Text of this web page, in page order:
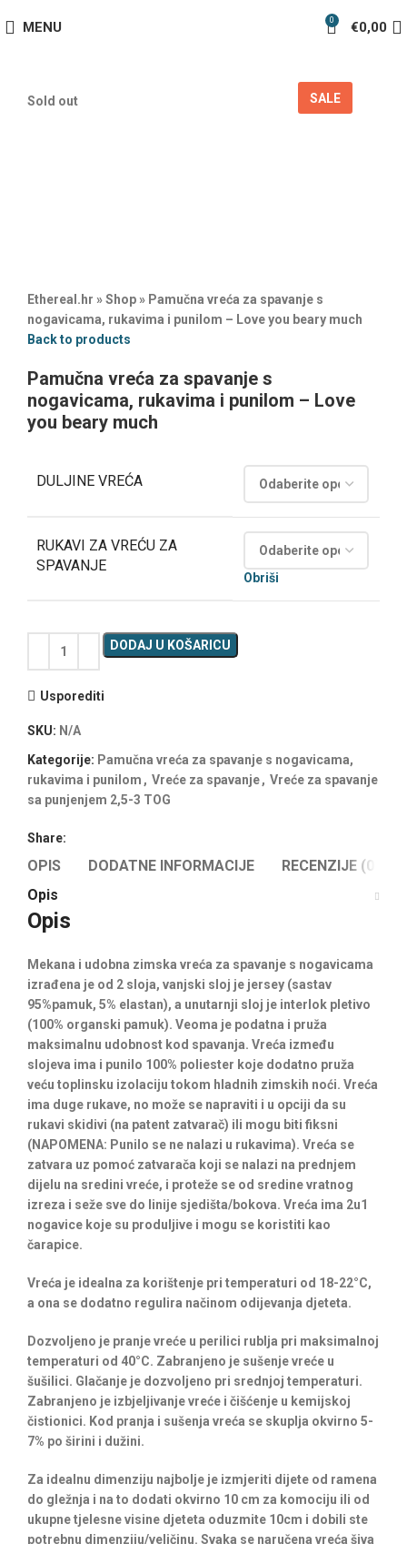
MENU 0 €0,00
Sold out SALE
Ethereal.hr »Shop» Pamučna vreća za spavanje s
nogavicama, rukavima i punilom – Love you beary much
Back to products
Pamučna vreća za spavanje s
nogavicama, rukavima i punilom – Love
you beary much
DULJINE VREĆA
RUKAVI ZA VREĆU ZA
SPAVANJE
Obriši
DODAJ U KOŠARICU
Usporediti
SKU: N/A
Kategorije: Pamučna vreća za spavanje s nogavicama,
rukavima i punilom , Vreće za spavanje, Vreće za spavanje
sa punjenjem 2,5-3 TOG
Share:
OPIS DODATNE INFORMACIJE
RECENZIJE (0)
Opis
Opis
Mekana i udobna zimska vreća za spavanje s nogavicama
izrađena je od 2 sloja, vanjski sloj je jersey (sastav
95%pamuk, 5% elastan), a unutarnji sloj je interlok pletivo
(100% organski pamuk). Veoma je podatna i pruža
maksimalnu udobnost kod spavanja. Vreća između
slojeva ima i punilo 100% poliester koje dodatno pruža
veću toplinsku izolaciju tokom hladnih zimskih noći. Vreća
ima duge rukave, no može se napraviti i u opciji da su
rukavi skidivi (na patent zatvarač) ili mogu biti fiksni
(NAPOMENA: Punilo se ne nalazi u rukavima). Vreća se
zatvara uz pomoć zatvarača koji se nalazi na prednjem
dijelu na sredini vreće, i proteže se od sredine vratnog
izreza i seže sve do linije sjedišta/bokova. Vreća ima 2u1
nogavice koje su produljive i mogu se koristiti kao
čarapice.
Vreća je idealna za korištenje pri temperaturi od 18-22°C,
a ona se dodatno regulira načinom odijevanja djeteta.
Dozvoljeno je pranje vreće u perilici rublja pri maksimalnoj
temperaturi od 40°C. Zabranjeno je sušenje vreće u
šušilici. Glačanje je dozvoljeno pri srednjoj temperaturi.
Zabranjeno je izbjeljivanje vreće i čišćenje u kemijskoj
čistionici. Kod pranja i sušenja vreća se skuplja okvirno 5-
7% po širini i dužini.
Za idealnu dimenziju najbolje je izmjeriti dijete od ramena
do gležnja i na to dodati okvirno 10 cm za komociju ili od
ukupne tjelesne visine djeteta oduzmite 10cm i dobili ste
potrebnu dimenziju/veličinu. Svaka se naručena vreća šiva